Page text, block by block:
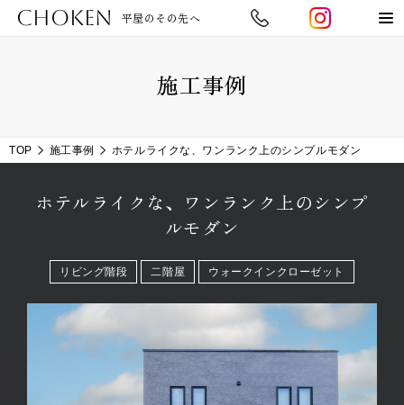
CHOKEN 平屋のその先へ
施工事例
TOP 施工事例 ホテルライクな、ワンランク上のシンプルモダン
ホテルライクな、ワンランク上のシンプ
ルモダン
リビング階段 二階屋 ウォークインクローゼット